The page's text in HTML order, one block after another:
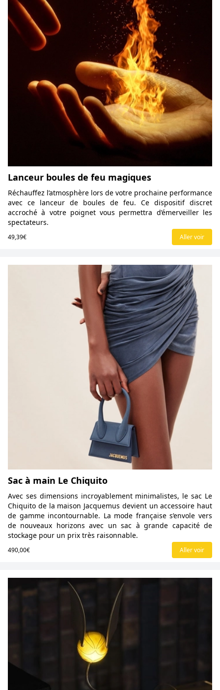
Lanceur boules de feu magiques
Réchauffez l’atmosphère lors de votre prochaine performance
avec ce lanceur de boules de feu. Ce dispositif discret
accroché à votre poignet vous permettra d’émerveiller les
spectateurs.
49,39€ Aller voir
Sac à main Le Chiquito
Avec ses dimensions incroyablement minimalistes, le sac Le
Chiquito de la maison Jacquemus devient un accessoire haut
de gamme incontournable. La mode française s’envole vers
de nouveaux horizons avec un sac à grande capacité de
stockage pour un prix très raisonnable.
490,00€ Aller voir